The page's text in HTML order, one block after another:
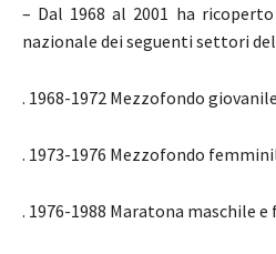
– Dal 1968 al 2001 ha
nazionale dei seguenti settori
. 1968-1972 Mezzofondo
. 1973-1976 Mezzofondo
. 1976-1988 Maratona maschile